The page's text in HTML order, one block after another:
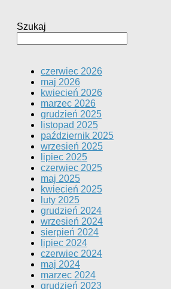
Szukaj
czerwiec 2026
maj 2026
kwiecień 2026
marzec 2026
grudzień 2025
listopad 2025
październik 2025
wrzesień 2025
lipiec 2025
czerwiec 2025
maj 2025
kwiecień 2025
luty 2025
grudzień 2024
wrzesień 2024
sierpień 2024
lipiec 2024
czerwiec 2024
maj 2024
marzec 2024
grudzień 2023